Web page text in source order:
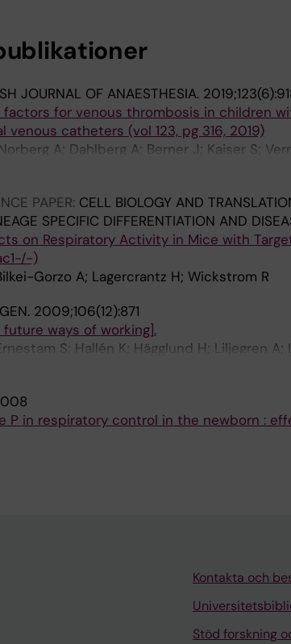
JOURNAL OF ANAESTHESIA.
for venous thrombosis in children
catheters (vol 123, pg 316, 2019)
A; Dahlberg A; Berner J; Kaiser S;
PAPER: CELL BIOLOGY AND
SPECIFIC DIFFERENTIATION AND
on Respiratory Activity in Mice with
)
Gorzo A; Lagercrantz H; Wickstrom R
2009;106(12):871
ways of working].
S; Hallén K; Hägglund H; Liljegren A;
P in respiratory control in the newborn :
Kontakta och
Stöd forskning